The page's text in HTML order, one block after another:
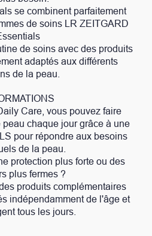
se combinent parfaitement
de soins LR ZEITGARD
de soins avec des produits
adaptés aux différents
de la peau.
Care, vous pouvez faire
chaque jour grâce à une
pour répondre aux besoins
de la peau.
protection plus forte ou des
plus fermes ?
produits complémentaires
indépendamment de l'âge et
tous les jours.